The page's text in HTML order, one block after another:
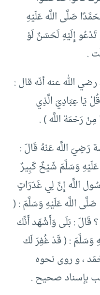
صَلَّى اللَّه عَلَيْهِ
إِلَيْهِ لَحَسَنٌ لَوْ
.
الله عنه أنّه قال :
يَا عِبَادِيَ الَّذِي
رَحْمَة اللَّه ) .
رَضِيَ اللَّه عَنْهُ قَالَ :
وَسَلَّمَ شَيْخٌ كَبِيرٌ
اللَّه إِنَّ لِي غَدَرَاتٍ
اللَّه عَلَيْهِ وَسَلَّمَ : (
؟ قَالَ : بَلَى وَأَشْهَد أَنَّك
وَسَلَّمَ : ( قَدْ غُفِرَ لَك
، و روى نحوه
بإسناد صحيح .